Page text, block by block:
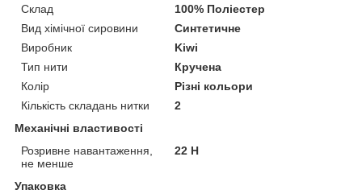
Склад
100% Поліестер
Вид хімічної сировини
Синтетичне
Виробник
Kiwi
Тип нити
Кручена
Колір
Різні кольори
Кількість складань нитки
2
Механічні властивості
Розривне навантаження,
не менше
22 Н
Упаковка